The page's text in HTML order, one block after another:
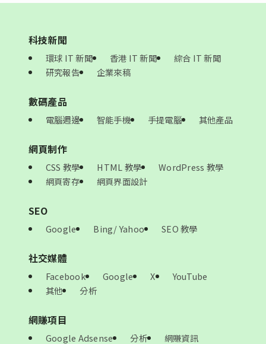
科技新聞
環球 IT 新聞 香港 IT 新聞
綜合 IT 新聞
研究報告
企業來稿
數碼產品
電腦週邊 智能手機 手提電腦 其他產品
網頁制作
CSS 教學 HTML 教學
WordPress 教學
網頁寄存
網頁界面設計
SEO
Google Bing/ Yahoo SEO 教學
社交媒體
Facebook Google X
YouTube
其他
分析
網賺項目
Google Adsense 分析 網賺資訊